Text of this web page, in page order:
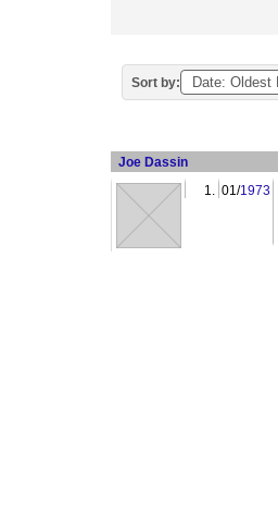
Sort by:
Joe Dassin
1. 01/1973